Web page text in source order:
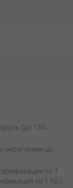
(до 150
округления до
по 1
по 1 КБ).